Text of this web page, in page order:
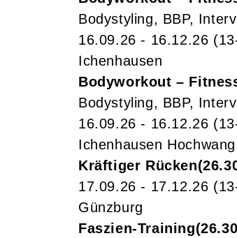
Bodystyling, BBP,
16.09.26 - 16.12.26
Ichenhausen
Bodyworkout –
Bodystyling, BBP,
16.09.26 - 16.12.26
Ichenhausen Hochwang
Kräftiger Rücken
17.09.26 - 17.12.26
Günzburg
Faszien-Training